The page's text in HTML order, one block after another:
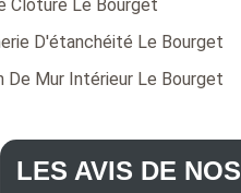
Clôture Le Bourget
D'étanchéité Le Bourget
De Mur Intérieur Le Bourget
LES AVIS DE